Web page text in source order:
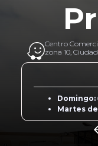
Centro
zona 10,
Domingo:
Martes